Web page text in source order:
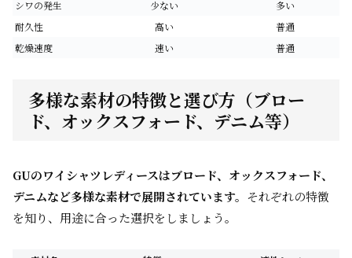
シワの発生
少ない
多い
耐久性
高い
普通
乾燥速度
速い 普通
多様な素材の特徴と選び方（ブロー
ド、オックスフォード、デニム等）
GUのワイシャツレディースはブロード、オックスフォード、
デニムなど多様な素材で展開されています。 それぞれの特徴
を知り、用途に合った選択をしましょう。